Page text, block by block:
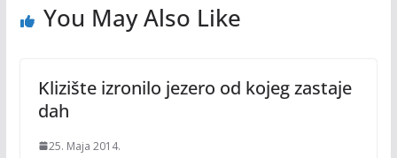
You May Also Like
Klizište izronilo jezero od kojeg zastaje
dah
25. Maja 2014.